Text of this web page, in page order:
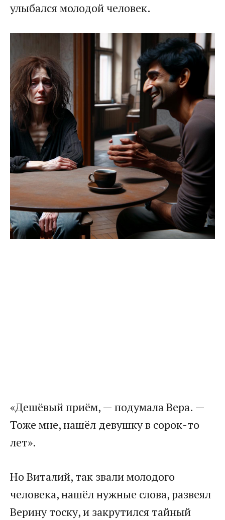
улыбался молодой человек.
«Дешёвый приём, — подумала Вера. —
Тоже мне, нашёл девушку в сорок-то
лет».
Но Виталий, так звали молодого
человека, нашёл нужные слова, развеял
Верину тоску, и закрутился тайный